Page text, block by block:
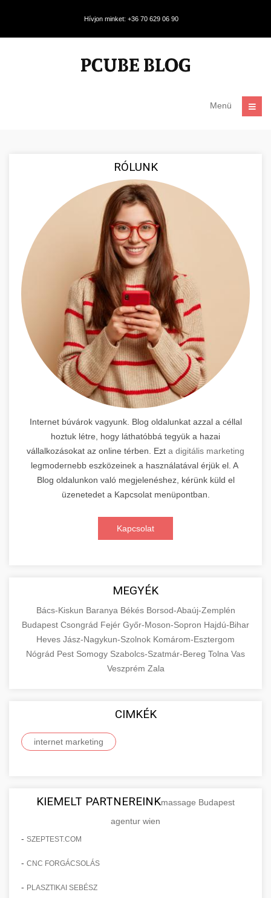
Hívjon minket: +36 70 629 06 90
Menü
RÓLUNK
Internet búvárok vagyunk. Blog oldalunkat azzal a céllal
hoztuk létre, hogy láthatóbbá tegyük a hazai
vállalkozásokat az online térben. Ezt a digitális marketing
legmodernebb eszközeinek a használatával érjük el. A
Blog oldalunkon való megjelenéshez, kérünk küld el
üzenetedet a Kapcsolat menüpontban.
Kapcsolat
MEGYÉK
Bács-Kiskun Baranya Békés Borsod-Abaúj-Zemplén
Budapest Csongrád Fejér Győr-Moson-Sopron Hajdú-Bihar
Heves Jász-Nagykun-Szolnok Komárom-Esztergom
Nógrád Pest Somogy Szabolcs-Szatmár-Bereg Tolna Vas
Veszprém Zala
CIMKÉK
internet marketing
KIEMELT PARTNEREINKmassage Budapest
agentur wien
- SZEPTEST.COM
- CNC FORGÁCSOLÁS
- PLASZTIKAI SEBÉSZ